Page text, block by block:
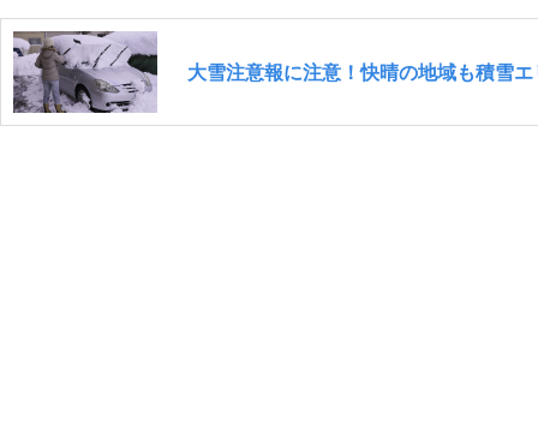
大雪注意報に注意！快晴の地域も積雪